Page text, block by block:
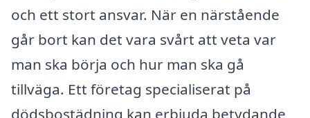
och ett stort ansvar. När en närstående
går bort kan det vara svårt att veta var
man ska börja och hur man ska gå
tillväga. Ett företag specialiserat på
dödsbostädning kan erbjuda betydande